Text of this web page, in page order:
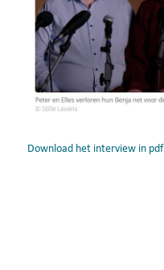
Download het interview in pdf